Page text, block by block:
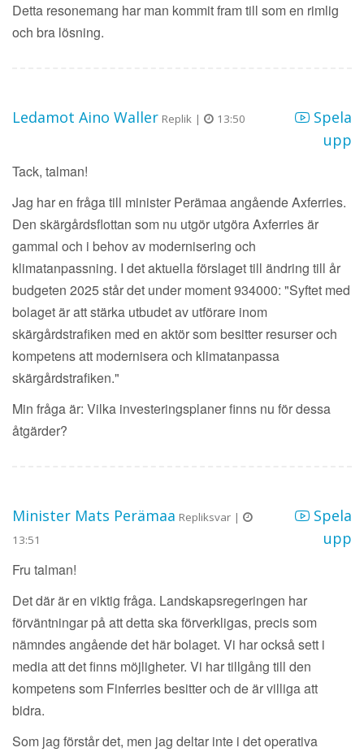
Detta resonemang har man kommit fram till som en rimlig
och bra lösning.
Ledamot Aino Waller Replik | 13:50
Spela
upp
Tack, talman!
Jag har en fråga till minister Perämaa angående Axferries.
Den skärgårdsflottan som nu utgör utgöra Axferries är
gammal och i behov av modernisering och
klimatanpassning. I det aktuella förslaget till ändring till år
budgeten 2025 står det under moment 934000: "Syftet med
bolaget är att stärka utbudet av utförare inom
skärgårdstrafiken med en aktör som besitter resurser och
kompetens att modernisera och klimatanpassa
skärgårdstrafiken."
Min fråga är: Vilka investeringsplaner finns nu för dessa
åtgärder?
Minister Mats Perämaa Repliksvar |
13:51
Spela
upp
Fru talman!
Det där är en viktig fråga. Landskapsregeringen har
förväntningar på att detta ska förverkligas, precis som
nämndes angående det här bolaget. Vi har också sett i
media att det finns möjligheter. Vi har tillgång till den
kompetens som Finferries besitter och de är villiga att
bidra.
Som jag förstår det, men jag deltar inte i det operativa